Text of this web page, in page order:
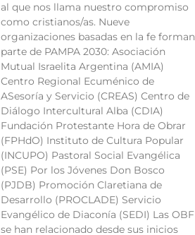
al que nos llama nuestro compromiso
como cristianos/as. Nueve
organizaciones basadas en la fe forman
parte de PAMPA 2030: Asociación
Mutual Israelita Argentina (AMIA)
Centro Regional Ecuménico de
ASesoría y Servicio (CREAS) Centro de
Diálogo Intercultural Alba (CDIA)
Fundación Protestante Hora de Obrar
(FPHdO) Instituto de Cultura Popular
(INCUPO) Pastoral Social Evangélica
(PSE) Por los Jóvenes Don Bosco
(PJDB) Promoción Claretiana de
Desarrollo (PROCLADE) Servicio
Evangélico de Diaconía (SEDI) Las OBF
se han relacionado desde sus inicios